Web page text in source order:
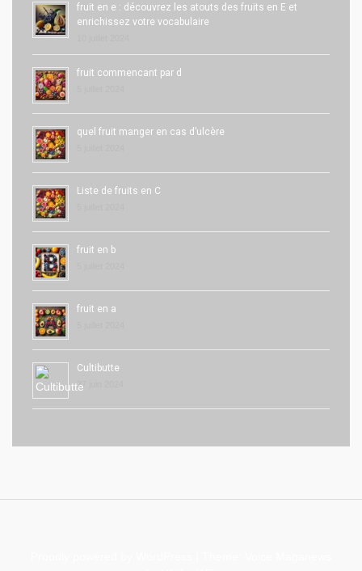
fruit en e : découvrez les atouts des fruits en E et
enrichissez votre vocabulaire
fruit commencant par d
quel fruit manger en cas d’ulcère
Liste de fruits en C
fruit en b
fruit en a
Cultibutte
27 juin 2024